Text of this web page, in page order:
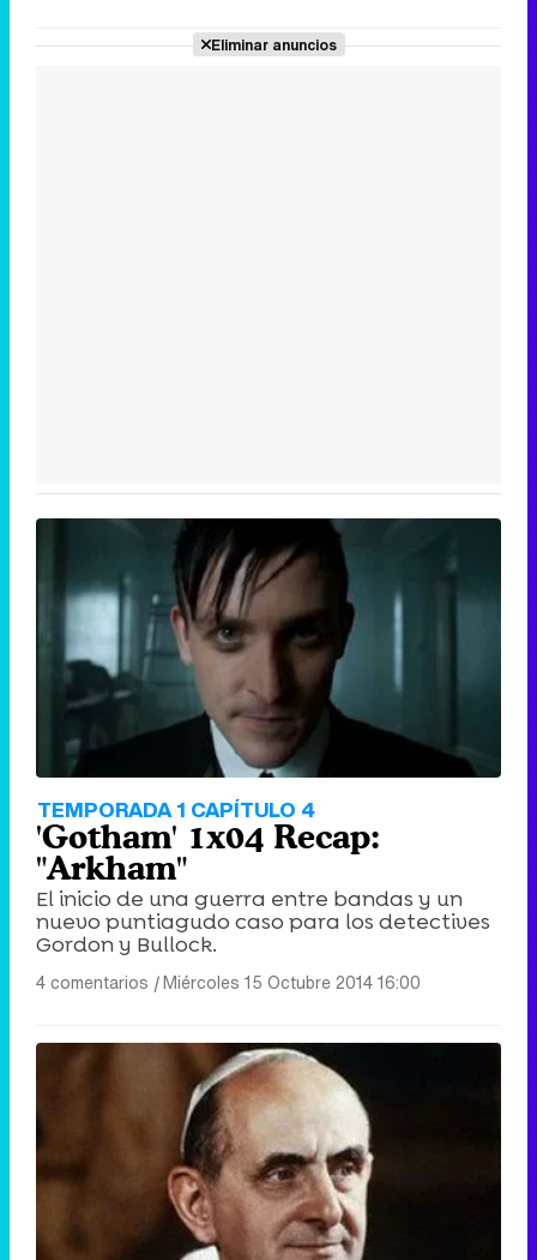
Eliminar anuncios
TEMPORADA 1 CAPÍTULO 4
'Gotham' 1x04 Recap:
"Arkham"
El inicio de una guerra entre bandas y un
nuevo puntiagudo caso para los detectives
Gordon y Bullock.
4 comentarios |Miércoles 15 Octubre 2014 16:00